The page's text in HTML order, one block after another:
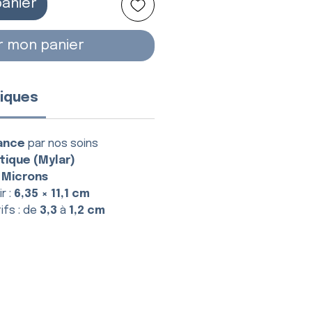
mon panier
par nos soins
(Mylar)
: 6,35 × 11,1 cm
: de 3,3 à1,2 cm